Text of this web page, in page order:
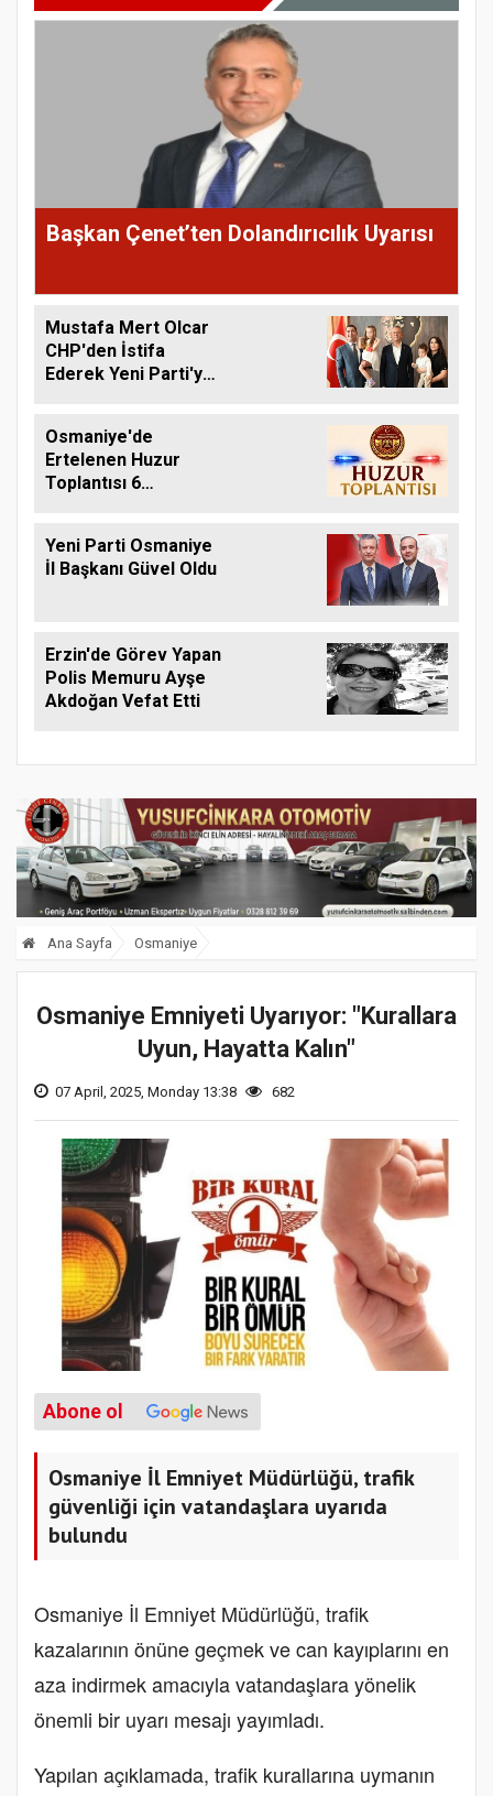
Başkan Çenet’ten Dolandırıcılık Uyarısı
Mustafa Mert Olcar
CHP'den İstifa
Ederek Yeni Parti'ye
Osmaniye'de
Ertelenen Huzur
Toplantısı 6
Yeni Parti Osmaniye
İl Başkanı Güvel Oldu
Erzin'de Görev Yapan
Polis Memuru Ayşe
Akdoğan Vefat Etti
Ana Sayfa Osmaniye
Osmaniye Emniyeti Uyarıyor: "Kurallara
Uyun, Hayatta Kalın"
07 April, 2025, Monday 13:38 682
Abone ol
Osmaniye İl Emniyet Müdürlüğü, trafik
güvenliği için vatandaşlara uyarıda
bulundu
Osmaniye İl Emniyet Müdürlüğü, trafik
kazalarının önüne geçmek ve can kayıplarını en
aza indirmek amacıyla vatandaşlara yönelik
önemli bir uyarı mesajı yayımladı.
Yapılan açıklamada, trafik kurallarına uymanın